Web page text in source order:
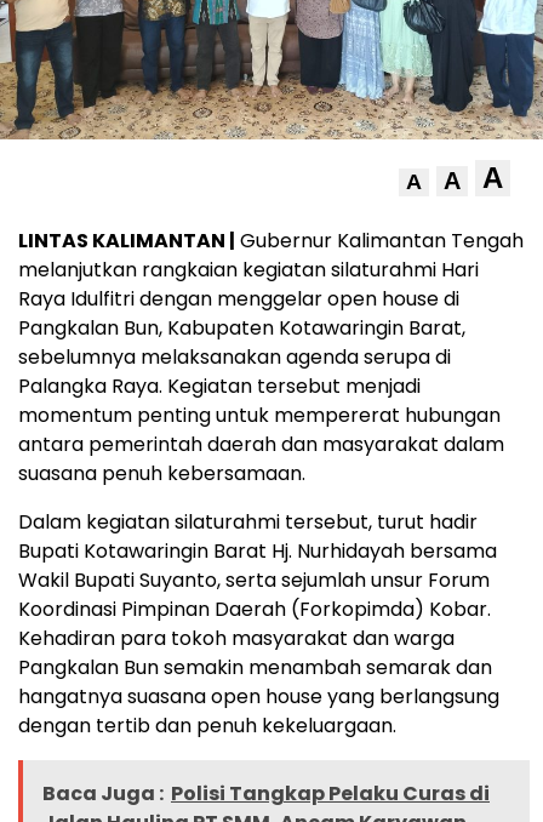
A A A
LINTAS KALIMANTAN | Gubernur Kalimantan Tengah
melanjutkan rangkaian kegiatan silaturahmi Hari
Raya Idulfitri dengan menggelar open house di
Pangkalan Bun, Kabupaten Kotawaringin Barat,
sebelumnya melaksanakan agenda serupa di
Palangka Raya. Kegiatan tersebut menjadi
momentum penting untuk mempererat hubungan
antara pemerintah daerah dan masyarakat dalam
suasana penuh kebersamaan.
Dalam kegiatan silaturahmi tersebut, turut hadir
Bupati Kotawaringin Barat Hj. Nurhidayah bersama
Wakil Bupati Suyanto, serta sejumlah unsur Forum
Koordinasi Pimpinan Daerah (Forkopimda) Kobar.
Kehadiran para tokoh masyarakat dan warga
Pangkalan Bun semakin menambah semarak dan
hangatnya suasana open house yang berlangsung
dengan tertib dan penuh kekeluargaan.
Baca Juga : Polisi Tangkap Pelaku Curas di